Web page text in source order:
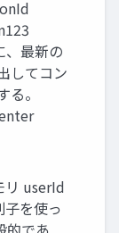
、最新の
してコン
。
リ userId
を使っ